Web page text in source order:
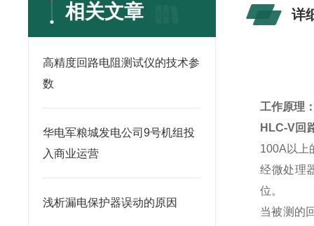
相关文章
高精度回路电阻测试仪的技术参
数
华电军粮城发电公司9号机组投
入商业运营
浅析漏电保护器误动的原因
详
工作原理
HLC-V回
100A以上
经微处理
位。
当被测的